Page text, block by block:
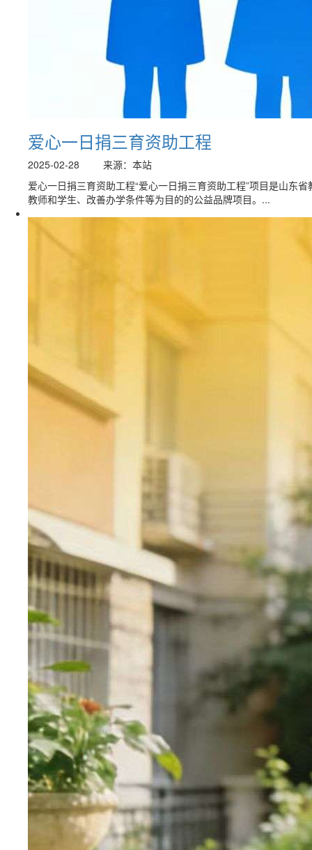
爱心一日捐三育资助工程
2025-02-28
来源：本站
爱心一日捐三育资助工程“爱心一日捐三育资助工程”项目是山东
教师和学生、改善办学条件等为目的的公益品牌项目。...